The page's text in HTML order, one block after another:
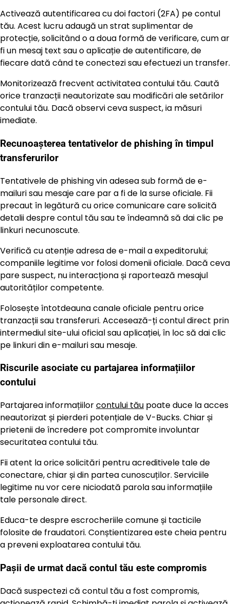
Activează autentificarea cu doi factori (2FA) pe contul
tău. Acest lucru adaugă un strat suplimentar de
protecție, solicitând o a doua formă de verificare, cum ar
fi un mesaj text sau o aplicație de autentificare, de
fiecare dată când te conectezi sau efectuezi un transfer.
Monitorizează frecvent activitatea contului tău. Caută
orice tranzacții neautorizate sau modificări ale setărilor
contului tău. Dacă observi ceva suspect, ia măsuri
imediate.
Recunoașterea tentativelor de phishing în timpul
transferurilor
Tentativele de phishing vin adesea sub formă de e-
mailuri sau mesaje care par a fi de la surse oficiale. Fii
precaut în legătură cu orice comunicare care solicită
detalii despre contul tău sau te îndeamnă să dai clic pe
linkuri necunoscute.
Verifică cu atenție adresa de e-mail a expeditorului;
companiile legitime vor folosi domenii oficiale. Dacă ceva
pare suspect, nu interacționa și raportează mesajul
autorităților competente.
Folosește întotdeauna canale oficiale pentru orice
tranzacții sau transferuri. Accesează-ți contul direct prin
intermediul site-ului oficial sau aplicației, în loc să dai clic
pe linkuri din e-mailuri sau mesaje.
Riscurile asociate cu partajarea informațiilor
contului
Partajarea informațiilorcontului tău poate duce la acces
neautorizat și pierderi potențiale de V-Bucks. Chiar și
prietenii de încredere pot compromite involuntar
securitatea contului tău.
Fii atent la orice solicitări pentru acreditivele tale de
conectare, chiar și din partea cunoscuților. Serviciile
legitime nu vor cere niciodată parola sau informațiile
tale personale direct.
Educa-te despre escrocheriile comune și tacticile
folosite de fraudatori. Conștientizarea este cheia pentru
a preveni exploatarea contului tău.
Pașii de urmat dacă contul tău este compromis
Dacă suspectezi că contul tău a fost compromis,